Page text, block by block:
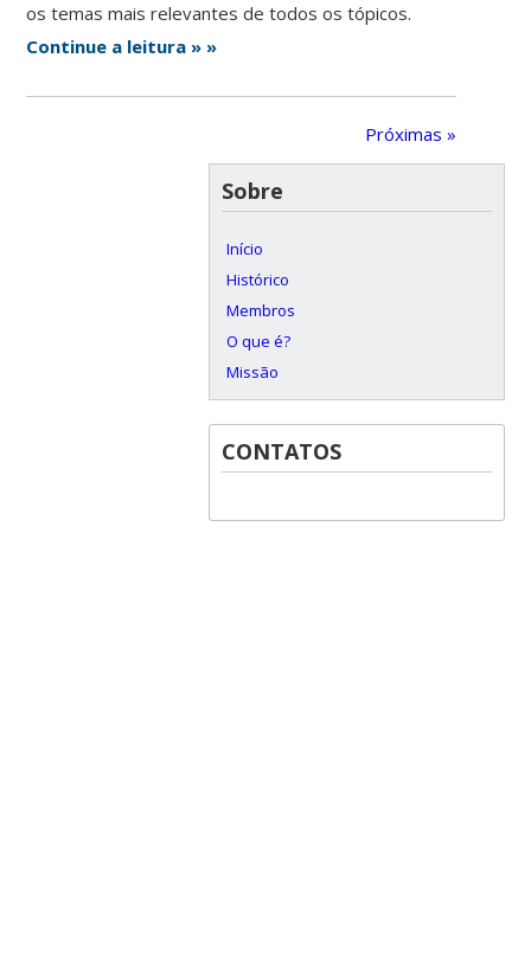
os temas mais relevantes de todos os tópicos.
Continue a leitura » »
Próximas »
Sobre
Início
Histórico
Membros
O que é?
Missão
CONTATOS